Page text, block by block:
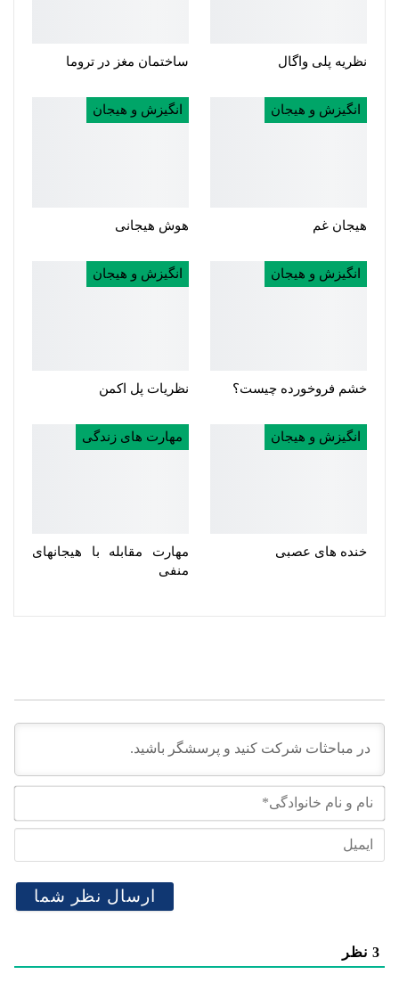
نظریه پلی واگال ساختمان مغز در تروما
انگیزش و هیجان
هیجان غم
انگیزش و هیجان
هوش هیجانی
انگیزش و هیجان
خشم فروخورده چیست؟
انگیزش و هیجان
نظریات پل اکمن
انگیزش و هیجان
خنده های عصبی
مهارت های زندگی
مهارت مقابله با هیجانهای
منفی
نام
3 نظر